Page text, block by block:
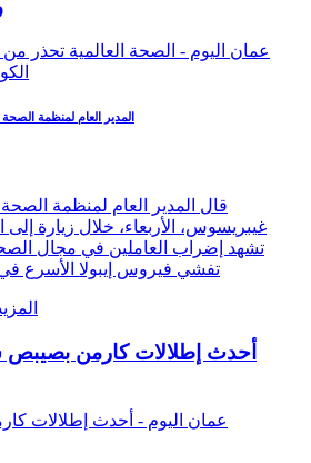
المدير العام لمنظمة
قال المدير العام لمنظمة
غيبريسوس، الأربعاء، خلال زيارة إلى
تشهد إضراب العاملين في مجال
تفشي فيروس إيبولا الأسرع
أحدث إطلالات كارمن بصيبص